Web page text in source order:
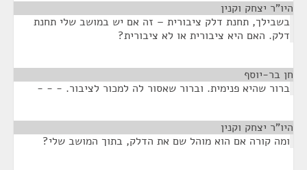
היו"ר יצחק וקנין
בשבילך, תחנת דלק ציבורית – זה אם יש במושב שלי תחנת
דלק. האם היא ציבורית או לא ציבורית?
חן בר-יוסף
ברור שהיא פנימית. וברור שאסור לה למכור לציבור. - - -
היו"ר יצחק וקנין
ומה קורה אם הוא מוהל שם את הדלק, בתוך המושב שלי?